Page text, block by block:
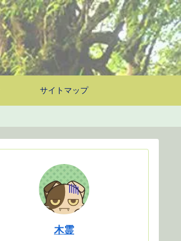
サイトマップ
木霊